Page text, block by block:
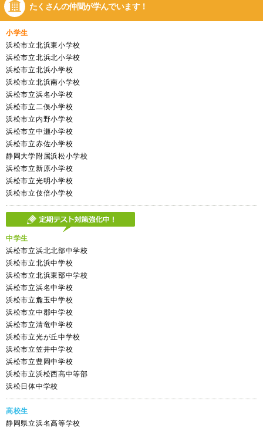
たくさんの仲間が学んでいます！
小学生
浜松市立北浜東小学校
浜松市立北浜北小学校
浜松市立北浜小学校
浜松市立北浜南小学校
浜松市立浜名小学校
浜松市立二俣小学校
浜松市立内野小学校
浜松市立中瀬小学校
浜松市立赤佐小学校
静岡大学附属浜松小学校
浜松市立新原小学校
浜松市立光明小学校
浜松市立伎倍小学校
中学生
浜松市立浜北北部中学校
浜松市立北浜中学校
浜松市立北浜東部中学校
浜松市立浜名中学校
浜松市立麁玉中学校
浜松市立中郡中学校
浜松市立清竜中学校
浜松市立光が丘中学校
浜松市立笠井中学校
浜松市立豊岡中学校
浜松市立浜松西高中等部
浜松日体中学校
高校生
静岡県立浜名高等学校